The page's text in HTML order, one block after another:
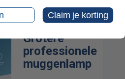
Grotere
professionele
muggenlamp
Claim je korting